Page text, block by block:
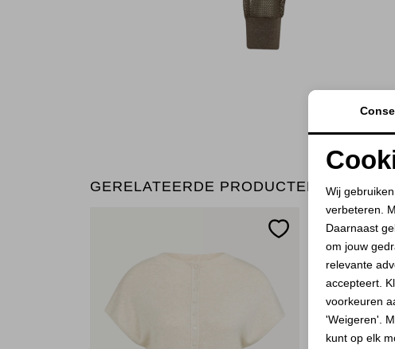
GERELATEERDE PRODUCTEN
Wij
verbeteren.
Daarnaast
om jouw
relevante
accepteert.
voorkeuren
'Weigeren'.
kunt op elk